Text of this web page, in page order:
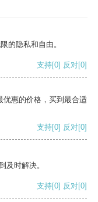
的隐私和自由。
支持[0] 反对[0]
优惠的价格，买到最合适
支持[0] 反对[0]
及时解决。
支持[0] 反对[0]